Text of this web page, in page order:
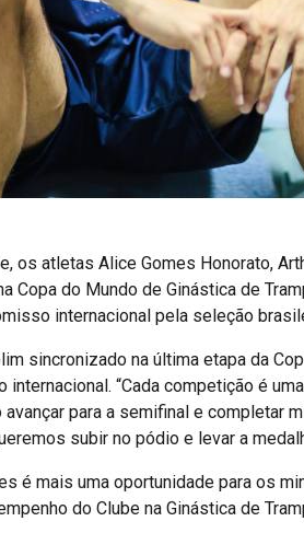
os atletas Alice Gomes Honorato,
Copa do Mundo de Ginástica de
internacional pela seleção
sincronizado na última etapa da
“Cada competição é
para a semifinal e completar
subir no pódio e levar a
é mais uma oportunidade para os
do Clube na Ginástica de